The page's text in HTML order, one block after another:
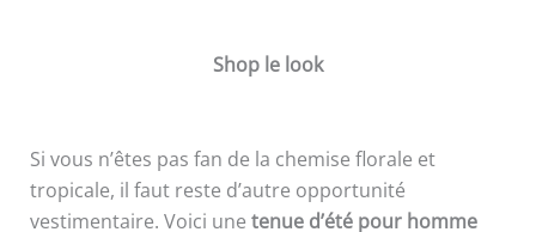
Shop le look
Si vous n’êtes pas fan de la chemise florale et
tropicale, il faut reste d’autre opportunité
vestimentaire. Voici une tenue d’été pour homme